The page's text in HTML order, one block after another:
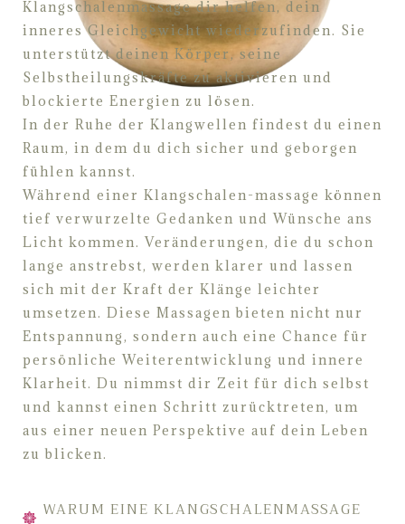
Klangschalenmassage dir helfen, dein
inneres Gleichgewicht wiederzufinden. Sie
unterstützt deinenKörper, seine
Selbstheilungskräfte zu aktivieren und
blockierte Energien zu lösen.
In der Ruhe der Klangwellen findest du einen
Raum, in dem du dich sicher und geborgen
fühlen kannst.
Während einer Klangschalen-massage können
tief verwurzelte Gedanken und Wünsche ans
Licht kommen. Veränderungen, die du schon
lange anstrebst, werden klarer und lassen
sich mit der Kraft der Klänge leichter
umsetzen. Diese Massagen bieten nicht nur
Entspannung, sondern auch eine Chance für
persönliche Weiterentwicklung und innere
Klarheit. Du nimmst dir Zeit für dich selbst
und kannst einen Schritt zurücktreten, um
aus einer neuen Perspektive auf dein Leben
zu blicken.
WARUM EINE KLANGSCHALENMASSAGE